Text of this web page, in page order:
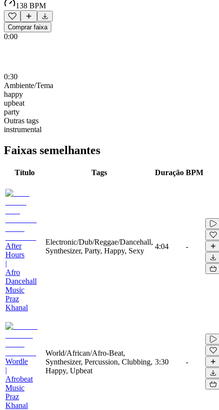
138 BPM
Comprar faixa
0:00
0:30
Ambiente/Tema
happy
upbeat
party
Outras tags
instrumental
Faixas semelhantes
Título Tags Duração BPM
After
Hours
|
Afro
Dancehall
Music
Praz
Khanal
Electronic/Dub/Reggae/Dancehall,
Synthesizer, Party, Happy, Sexy
4:04 -
Wordle
|
Afrobeat
Music
Praz
Khanal
World/African/Afro-Beat,
Synthesizer, Percussion, Clubbing,
Happy, Upbeat
3:30 -